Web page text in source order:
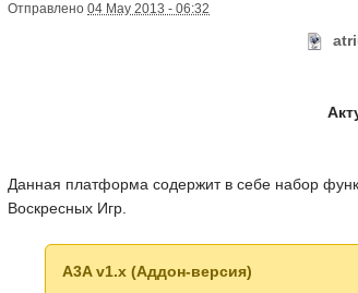
Отправлено 04 May 2013 - 06:32
Данная платформа содержит в себе набор
Воскресных Игр.
A3A v1.x (Аддон-версия)